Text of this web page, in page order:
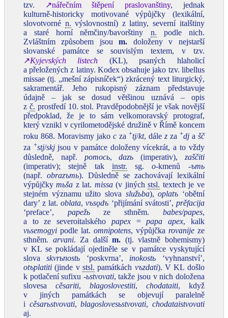
tzv.
↗nářečním štěpení praslovanštiny, jednak
kulturně‑historicky motivované výpůjčky (lexikální,
slovotvorné n. výslovnostní) z latiny, severní italštiny
a staré horní němčiny/bavorštiny n. podle nich.
Zvláštním způsobem jsoum. doloženy v nejstarší
slovanské památce se souvislým textem, v tzv.
↗Kyjevských listech (KL), psaných hlaholicí
a přeložených z latiny. Kodex obsahuje jako tzv. libellus
missae (tj. „mešní zápisníček“) zkrácený text liturgický,
sakramentář. Jeho rukopisný záznam představuje
údajně – jak se dosud většinou uznává – opis
z č. prostředí 10. stol. Pravděpodobnější je však novější
předpoklad, že je to sám velkomoravský protograf,
který vznikl v cyrilometodějské družině v Římě koncem
roku 868. Moravismy jako cza +tj/kt, dále zza +dja šč
za +stj/skjjsou v památce doloženy vícekrát, a to vždy
důsledně, např. pomocь,dazь (imperativ), zaščiti
(imperativ); stejně tak instr. sg.o‑kmenů ‑ъmь
(např. obrazъmь). Důsledně se zachovávají lexikální
výpůjčkymьša z lat. missa(v jinýchstsl. textech je ve
stejném významu užito slova služьba),oplatъ ‘obětní
dary’ z lat.oblata,vъsǫdъ ‘přijímání svátosti’, prěfacija
‘preface’, papežьze sthněm. babes/papes,
a to ze severoitalského papex=papa apex, kalk
vьsemogyi podle lat. omnipotens, výpůjčka rovanijeze
sthněm. arvani. Za dalším. (tj. vlastně bohemismy)
v KL se pokládají ojediněle se v památce vyskytující
slovaskvrьnostь ‘poskvrna’, inokostь ‘vyhnanství’,
otъplatiti (jinde vstsl. památkách vъzdati). V KL došlo
k potlačení sufixu ‑ьstvovati, takže jsou v nich doložena
slovesa cěsariti, blagoslovestiti, chodataiti, když
v jiných památkách se objevují paralelně
i cěsarьstvovati,blagoslovesьstvovati, chodataistvovati
aj.